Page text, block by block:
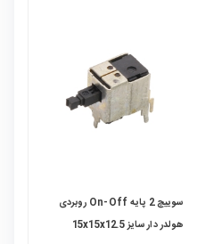
سوییچ 2 پایه On-Off روبردی
هولدر دار سایز 15x15x12.5